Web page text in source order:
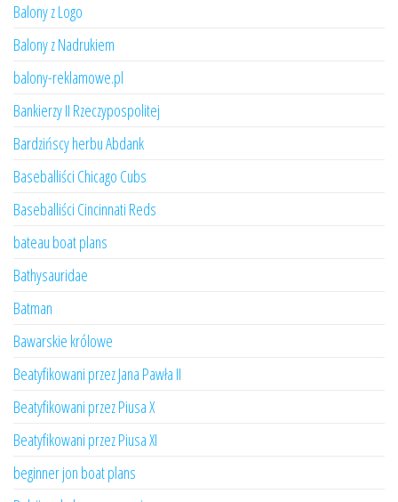
Balony z Logo
Balony z Nadrukiem
balony-reklamowe.pl
Bankierzy II Rzeczypospolitej
Bardzińscy herbu Abdank
Baseballiści Chicago Cubs
Baseballiści Cincinnati Reds
bateau boat plans
Bathysauridae
Batman
Bawarskie królowe
Beatyfikowani przez Jana Pawła II
Beatyfikowani przez Piusa X
Beatyfikowani przez Piusa XI
beginner jon boat plans